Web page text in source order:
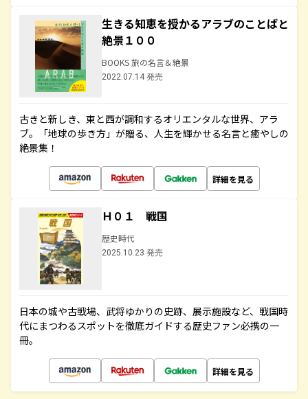
生きる知恵を授かるアラブのことばと
絶景１００
BOOKS 旅の名言＆絶景
2022.07.14 発売
古きと新しき、東と西が調和するオリエンタルな世界、アラ
ブ。「地球の歩き方」が贈る、人生を輝かせる名言と癒やしの
絶景集！
詳細を見る
Ｈ０１ 戦国
歴史時代
2025.10.23 発売
日本の城や古戦場、武将ゆかりの史跡、展示施設など、戦国時
代にまつわるスポットを徹底ガイドする歴史ファン必携の一
冊。
詳細を見る